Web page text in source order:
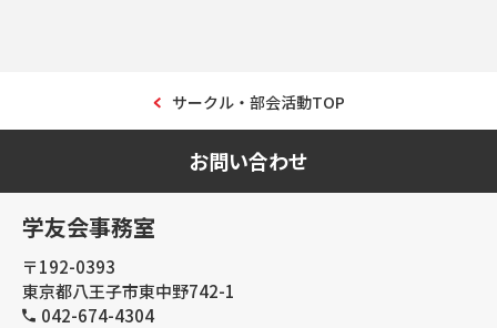
サークル・部会活動TOP
お問い合わせ
学友会事務室
〒192-0393
東京都八王子市東中野742-1
042-674-4304